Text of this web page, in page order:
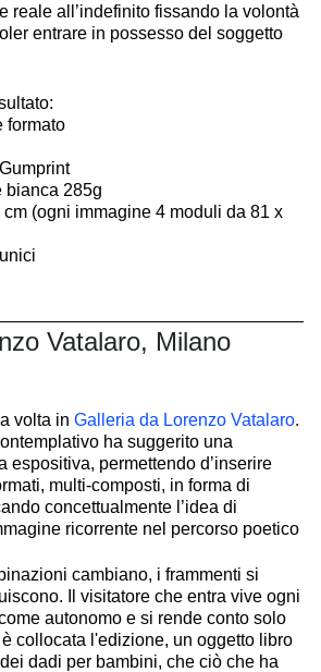
reale all’indefinito fissando la volontà
entrare in possesso del soggetto
formato
bianca 285g
cm (ogni immagine 4 moduli da 81 x
Vatalaro, Milano
volta in Galleria da Lorenzo Vatalaro.
ha suggerito una
espositiva, permettendo d’inserire
multi-composti, in forma di
concettualmente l’idea di
ricorrente nel percorso poetico
cambiano, i frammenti si
Il visitatore che entra vive ogni
autonomo e si rende conto solo
collocata l'edizione, un oggetto libro
dadi per bambini, che ciò che ha